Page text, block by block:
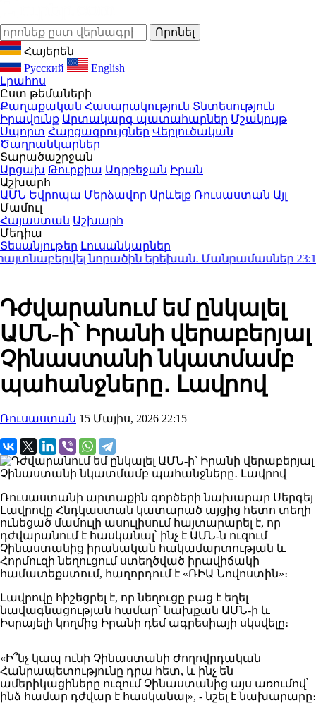
Հայերեն
Русский
English
Լրահոս
Ըստ թեմաների
Քաղաքական Հասարակություն Տնտեսություն
Իրավունք Արտակարգ պատահարներ Մշակույթ
Սպորտ Հարցազրույցներ Վերլուծական
Ծաղրանկարներ
Տարածաշրջան
Արցախ Թուրքիա Ադրբեջան Իրան
Աշխարհ
ԱՄՆ Եվրոպա Մերձավոր Արևելք Ռուսաստան Այլ
Մամուլ
Հայաստան Աշխարհ
Մեդիա
Տեսանյութեր Լուսանկարներ
նորածին երեխան. Մանրամասներ23:12
Դժվարանում եմ ընկալել
ԱՄՆ-ի՝ Իրանի վերաբերյալ
Չինաստանի նկատմամբ
պահանջները․ Լավրով
Ռուսաստան 15 Մայիս, 2026 22:15
Ռուսաստանի արտաքին գործերի նախարար Սերգեյ
Լավրովը Հնդկաստան կատարած այցից հետո տեղի
ունեցած մամուլի ասուլիսում հայտարարել է, որ
դժվարանում է հասկանալ՝ ինչ է ԱՄՆ-ն ուզում
Չինաստանից իրանական հակամարտության և
Հորմուզի նեղուցում ստեղծված իրավիճակի
համատեքստում, հաղորդում է «ՌԻԱ Նովոստին»։
Լավրովը հիշեցրել է, որ նեղուցը բաց է եղել
նավագնացության համար՝ նախքան ԱՄՆ-ի և
Իսրայելի կողմից Իրանի դեմ ագրեսիայի սկսվելը։
«Ի՞նչ կապ ունի Չինաստանի Ժողովրդական
Հանրապետությունը դրա հետ, և ինչ են
ամերիկացիները ուզում Չինաստանից այս առումով՝
ինձ համար դժվար է հասկանալ», - նշել է նախարարը։